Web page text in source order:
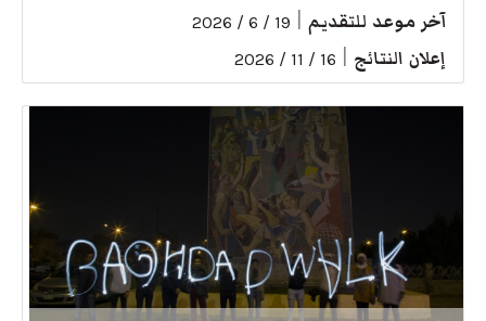
آخر موعد للتقديم 19 / 6 / 2026
إعلان النتائج 16 / 11 / 2026